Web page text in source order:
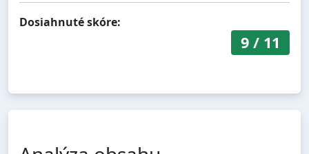
Dosiahnuté skóre:
9/ 11